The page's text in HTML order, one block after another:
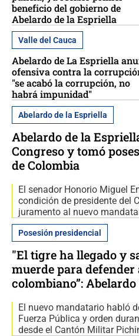
beneficio del gobierno de
Abelardo de la Espriella
Valle del Cauca
Abelardo de La Espriella
ofensiva contra la
"se acabó la corrupción, no
habrá impunidad"
Abelardo de la Espriella
Abelardo de la
Congreso y tomó
de Colombia
El senador Honorio Miguel
condición de presidente del
juramento al nuevo
Posesión presidencial
"El tigre ha llegado y
muerde para defender
colombiano”:
El nuevo mandatario habló
Fuerza Pública y orden
desde el Cantón Militar